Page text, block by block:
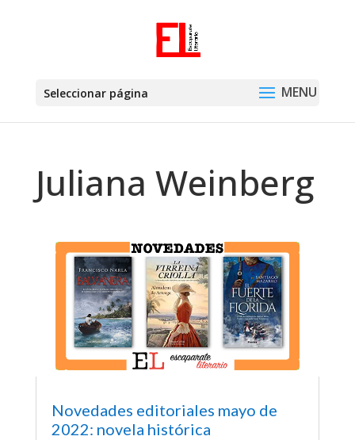
Seleccionar página
Juliana Weinberg
Novedades editoriales mayo de
2022: novela histórica